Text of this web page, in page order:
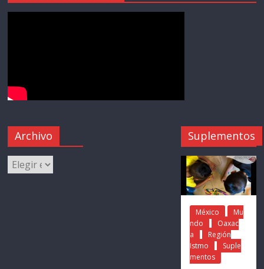
Archivo Suplementos
México
Mu
ndo
Oaxac
a
Región
Istmo
Suple
mentos